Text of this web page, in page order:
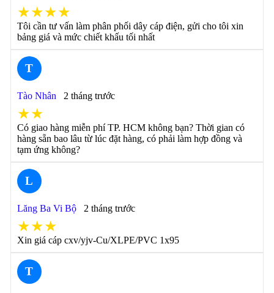
★★★★
Tôi cần tư vấn làm phân phối dây cáp điện, gửi cho tôi xin
bảng giá và mức chiết khấu tối nhất
T
Tào Nhân 2 tháng trước
★★
Có giao hàng miễn phí TP. HCM không bạn? Thời gian có
hàng sẵn bao lâu từ lúc đặt hàng, có phải làm hợp đồng và
tạm ứng không?
L
Lăng Ba Vi Bộ 2 tháng trước
★★★
Xin giá cáp cxv/yjv-Cu/XLPE/PVC 1x95
T